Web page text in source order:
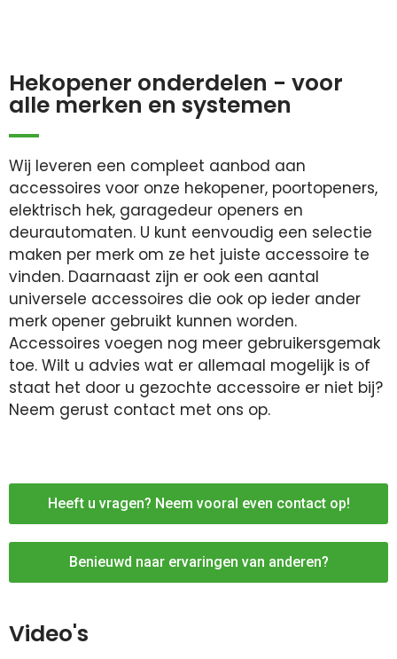
Hekopener onderdelen - voor
alle merken en systemen
Wij leveren een compleet aanbod aan
accessoires voor onze hekopener, poortopeners,
elektrisch hek, garagedeur openers en
deurautomaten. U kunt eenvoudig een selectie
maken per merk om ze het juiste accessoire te
vinden. Daarnaast zijn er ook een aantal
universele accessoires die ook op ieder ander
merk opener gebruikt kunnen worden.
Accessoires voegen nog meer gebruikersgemak
toe. Wilt u advies wat er allemaal mogelijk is of
staat het door u gezochte accessoire er niet bij?
Neem gerust contact met ons op.
Heeft u vragen? Neem vooral even contact op!
Benieuwd naar ervaringen van anderen?
Video's